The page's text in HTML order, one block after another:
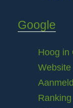
Google
Hoog in
Ranking